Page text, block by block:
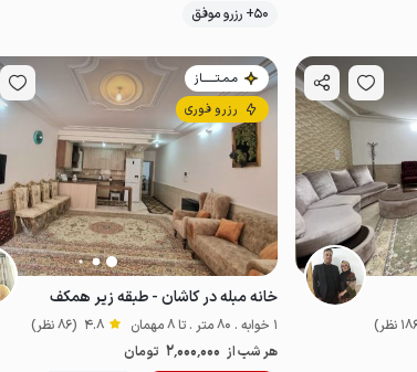
موقعیت در نقشه
موقعیت در نقشه
50+ رزرو موفق
مـمـتــــــاز
رزرو فوری
خانه مبله در کاشان - طبقه زیر همکف
1 خوابه . 80 متر . تا 8 مهمان 4.8 (86 نظر)
هر شب از 2٬000٬000 تومان